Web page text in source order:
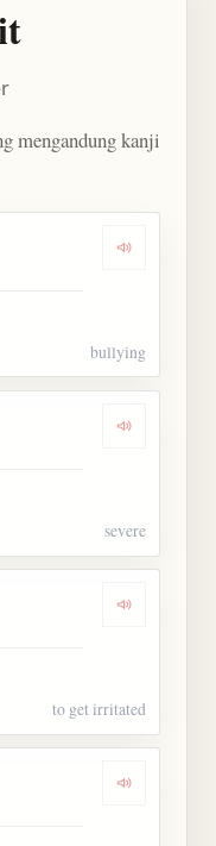
mengandung kanji
Dengarkan
bullying
Dengarkan
severe
Dengarkan
to get irritated
Dengarkan